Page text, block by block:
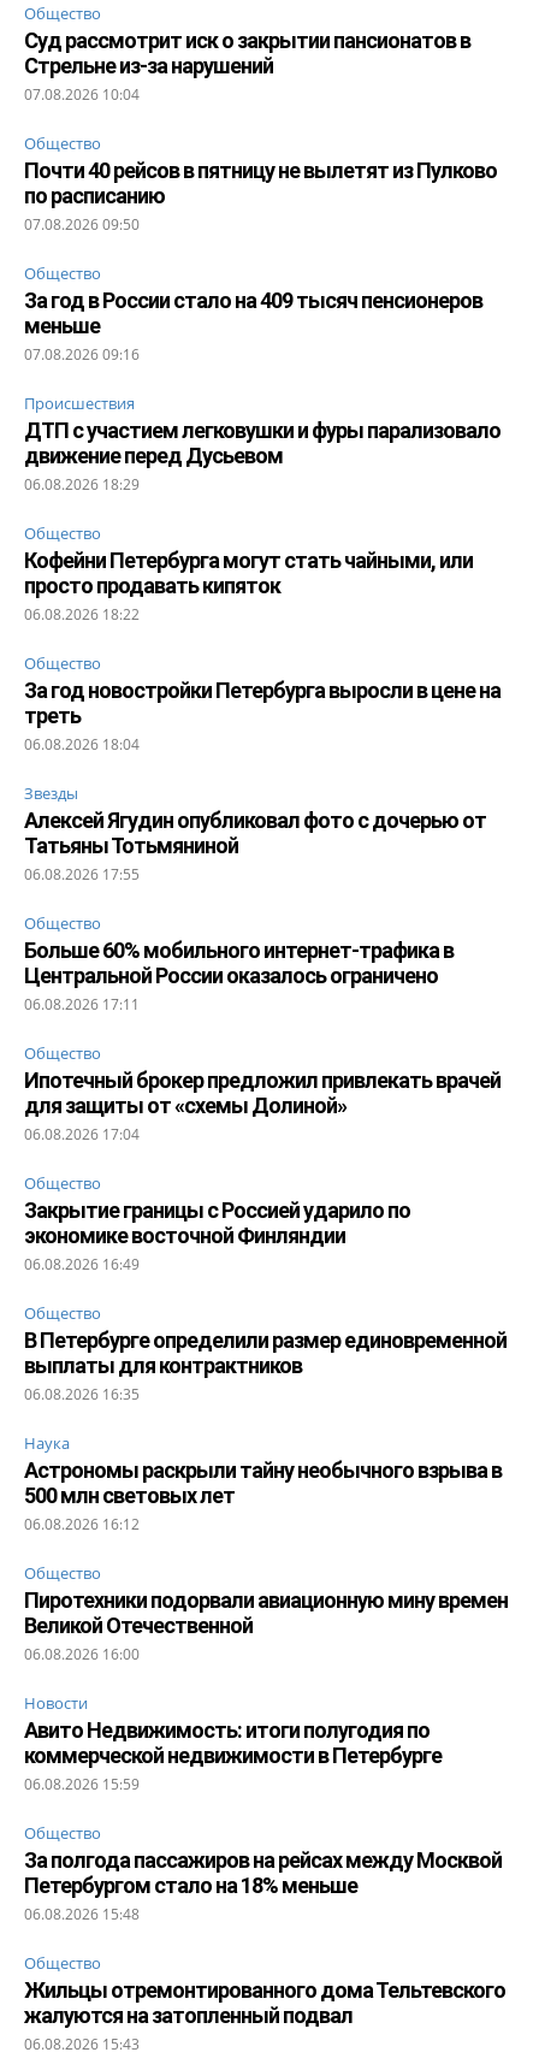
Общество
Суд рассмотрит иск о закрытии пансионатов в
Стрельне из-за нарушений
07.08.2026 10:04
Общество
Почти 40 рейсов в пятницу не вылетят из Пулково
по расписанию
07.08.2026 09:50
Общество
За год в России стало на 409 тысяч пенсионеров
меньше
07.08.2026 09:16
Происшествия
ДТП с участием легковушки и фуры парализовало
движение перед Дусьевом
06.08.2026 18:29
Общество
Кофейни Петербурга могут стать чайными, или
просто продавать кипяток
06.08.2026 18:22
Общество
За год новостройки Петербурга выросли в цене на
треть
06.08.2026 18:04
Звезды
Алексей Ягудин опубликовал фото с дочерью от
Татьяны Тотьмяниной
06.08.2026 17:55
Общество
Больше 60% мобильного интернет-трафика в
Центральной России оказалось ограничено
06.08.2026 17:11
Общество
Ипотечный брокер предложил привлекать врачей
для защиты от «схемы Долиной»
06.08.2026 17:04
Общество
Закрытие границы с Россией ударило по
экономике восточной Финляндии
06.08.2026 16:49
Общество
В Петербурге определили размер единовременной
выплаты для контрактников
06.08.2026 16:35
Наука
Астрономы раскрыли тайну необычного взрыва в
500 млн световых лет
06.08.2026 16:12
Общество
Пиротехники подорвали авиационную мину времен
Великой Отечественной
06.08.2026 16:00
Новости
Авито Недвижимость: итоги полугодия по
коммерческой недвижимости в Петербурге
06.08.2026 15:59
Общество
За полгода пассажиров на рейсах между Москвой
Петербургом стало на 18% меньше
06.08.2026 15:48
Общество
Жильцы отремонтированного дома Тельтевского
жалуются на затопленный подвал
06.08.2026 15:43